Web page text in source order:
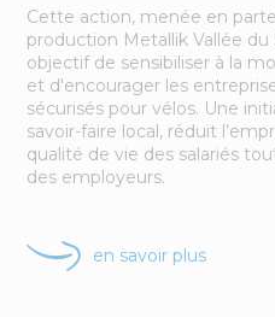
Cette action, menée en
production Metallik Vallée
objectif de sensibiliser à la
et d'encourager les
sécurisés pour vélos. Une
savoir-faire local, réduit
qualité de vie des salariés
des employeurs.
en savoir plus